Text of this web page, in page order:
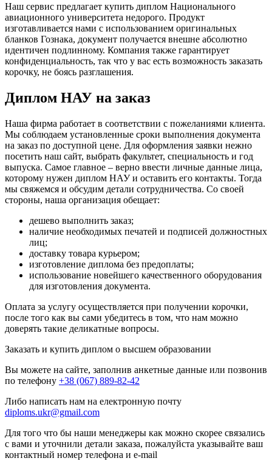
Наш сервис предлагает купить диплом Национального
авиационного университета недорого. Продукт
изготавливается нами с использованием оригинальных
бланков Гознака, документ получается внешне абсолютно
идентичен подлинному. Компания также гарантирует
конфиденциальность, так что у вас есть возможность заказать
корочку, не боясь разглашения.
Диплом НАУ на заказ
Наша фирма работает в соответствии с пожеланиями клиента.
Мы соблюдаем установленные сроки выполнения документа
на заказ по доступной цене. Для оформления заявки нежно
посетить наш сайт, выбрать факультет, специальность и год
выпуска. Самое главное – верно ввести личные данные лица,
которому нужен диплом НАУ и оставить его контакты. Тогда
мы свяжемся и обсудим детали сотрудничества. Со своей
стороны, наша организация обещает:
дешево выполнить заказ;
наличие необходимых печатей и подписей должностных
лиц;
доставку товара курьером;
изготовление диплома без предоплаты;
использование новейшего качественного оборудования
для изготовления документа.
Оплата за услугу осуществляется при получении корочки,
после того как вы сами убедитесь в том, что нам можно
доверять такие деликатные вопросы.
Заказать и купить диплом о высшем образовании
Вы можете на сайте, заполнив анкетные данные или позвонив
по телефону +38 (067) 889-82-42
Либо написать нам на електронную почту
diploms.ukr@gmail.com
Для того что бы наши менеджеры как можно скорее связались
с вами и уточнили детали заказа, пожалуйста указывайте ваш
контактный номер телефона и e-mail